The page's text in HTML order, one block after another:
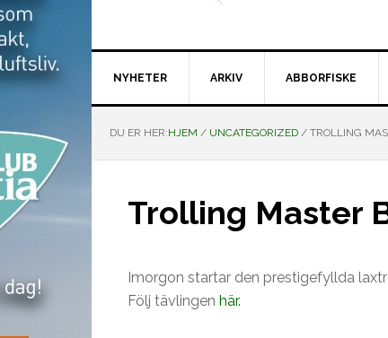
NYHETER ARKIV ABBORFISKE
DU ER HER:HJEM / UNCATEGORIZED / TROLLING
Trolling Master
Imorgon startar den prestigefyllda
Följ tävlingen här.